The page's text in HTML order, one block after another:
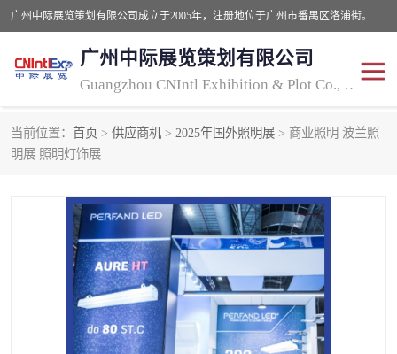
广州中际展览策划有限公司成立于2005年，注册地位于广州市番禺区洛浦街。经营范围包括会议及展览服务，大型活动组织策划服务，展台设计服务，广告业等；主要从事国外广告、标识、印花、LED、照明、光电、灯光、音响、视听、电子展览会等，展位预定-展品运输-签证-行程安排-补贴一站式服务。
广州中际展览策划有限公司
Guangzhou CNIntl Exhibition & Plot Co., Ltd.
当前位置： 首页 > 供应商机 > 2025年国外照明展 > 商业照明 波兰照
明展 照明灯饰展
2025年国外照明展
照明展 展品运输
视听-灯光音响展
2025年国外广告标识展 2025年国内中国香港照明
展